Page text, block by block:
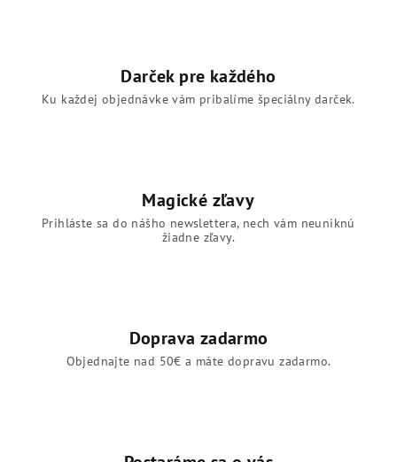
Darček pre každého
Ku každej objednávke vám pribalíme špeciálny darček.
Magické zľavy
Prihláste sa do nášho newslettera, nech vám neuniknú
žiadne zľavy.
Doprava zadarmo
Objednajte nad 50€ a máte dopravu zadarmo.